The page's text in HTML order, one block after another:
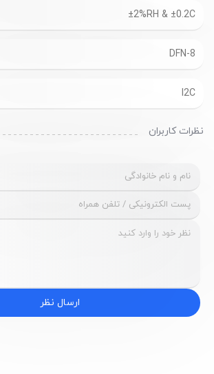
±2%RH & ±0.2C
DFN-8
I2C
نظرات کاربران
ارسال نظر